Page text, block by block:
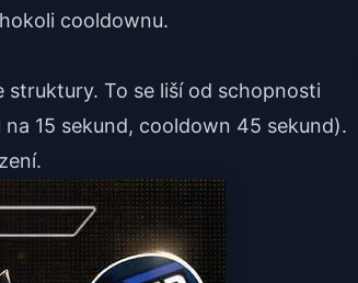
cooldownu.
To se liší od schopnosti
15 sekund, cooldown 45 sekund).